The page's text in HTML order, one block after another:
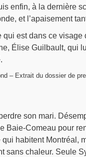
enfin, à la dernière
et l’apaisement
qui est dans ce visage
Élise Guilbault, qui
– Extrait du dossier de
son mari.
Baie-Comeau pour
habitent Montréal,
sans chaleur. Seule